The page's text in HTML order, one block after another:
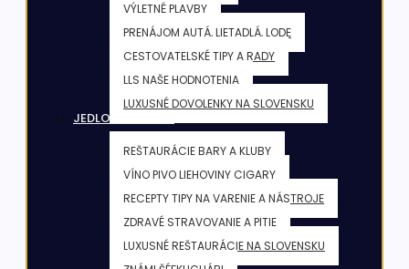
VÝLETNÉ PLAVBY
PRENÁJOM AUTÁ, LIETADLÁ, LODE
CESTOVATELSKÉ TIPY A RADY
LLS NAŠE HODNOTENIA
LUXUSNÉ DOVOLENKY NA SLOVENSKU
JEDLO & NÁPOJE
REŠTAURÁCIE BARY A KLUBY
VÍNO PIVO LIEHOVINY CIGARY
RECEPTY TIPY NA VARENIE A NÁSTROJE
ZDRAVÉ STRAVOVANIE A PITIE
LUXUSNÉ REŠTAURÁCIE NA SLOVENSKU